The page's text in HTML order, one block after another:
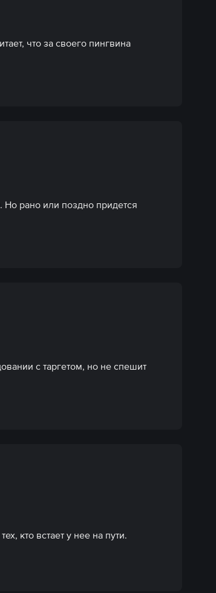
что за своего пингвина
рано или поздно придется
с таргетом, но не спешит
кто встает у нее на пути.